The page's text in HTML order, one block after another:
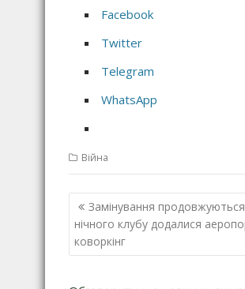
Facebook
Twitter
Telegram
WhatsApp
Війна
Н
а
в
Замінування продовжуються
нічного клубу додалися
коворкінг